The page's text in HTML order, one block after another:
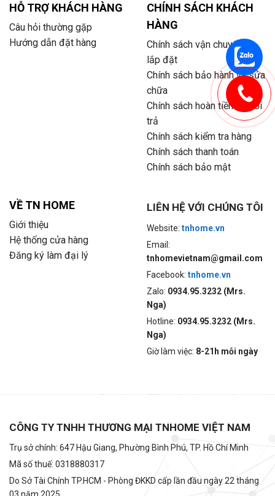
HỖ TRỢ KHÁCH HÀNG
Câu hỏi thường gặp
Hướng dẫn đặt hàng
CHÍNH SÁCH KHÁCH
HÀNG
Chính sách vận chuyển và
lắp đặt
Chính sách bảo hành và sửa
chữa
Chính sách hoàn tiền và đổi
trả
Chính sách kiểm tra hàng
Chính sách thanh toán
Chính sách bảo mật
VỀ TN HOME
Giới thiệu
Hệ thống cửa hàng
Đăng ký làm đại lý
LIÊN HỆ VỚI CHÚNG TÔI
Website: tnhome.vn
Email:
tnhomevietnam@gmail.com
Facebook: tnhome.vn
Zalo: 0934.95.3232 (Mrs.
Nga)
Hotline: 0934.95.3232 (Mrs.
Nga)
Giờ làm việc: 8-21h mỗi ngày
CÔNG TY TNHH THƯƠNG MẠI TNHOME VIỆT NAM
Trụ sở chính: 647 Hậu Giang, Phường Bình Phú, TP. Hồ Chí Minh
Mã số thuế: 0318880317
Do Sở Tài Chính TP.HCM - Phòng ĐKKD cấp lần đầu ngày 22 tháng